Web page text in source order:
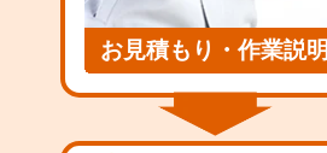
お見積もり・作業説明